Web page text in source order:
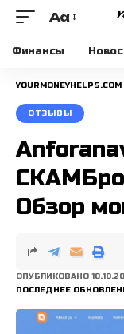
Размера
шрифта
Aa
Финансы
YOURMONEYHELPS.COM
ОТЗЫВЫ
Обзор
ПОСЛЕДНЕЕ
ОПУБЛИКОВАНО